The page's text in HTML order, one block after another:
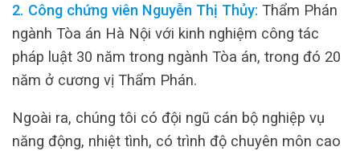
2. Công chứng viên Nguyễn Thị Thủy: Thẩm Phán
ngành Tòa án Hà Nội với kinh nghiệm công tác
pháp luật 30 năm trong ngành Tòa án, trong đó 20
năm ở cương vị Thẩm Phán.
Ngoài ra, chúng tôi có đội ngũ cán bộ nghiệp vụ
năng động, nhiệt tình, có trình độ chuyên môn cao